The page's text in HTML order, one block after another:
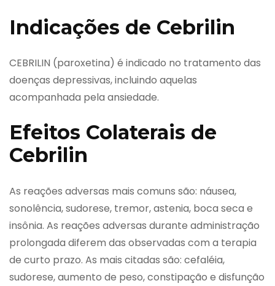
Indicações de Cebrilin
CEBRILIN (paroxetina) é indicado no tratamento das
doenças depressivas, incluindo aquelas
acompanhada pela ansiedade.
Efeitos Colaterais de
Cebrilin
As reações adversas mais comuns são: náusea,
sonolência, sudorese, tremor, astenia, boca seca e
insônia. As reações adversas durante administração
prolongada diferem das observadas com a terapia
de curto prazo. As mais citadas são: cefaléia,
sudorese, aumento de peso, constipação e disfunção